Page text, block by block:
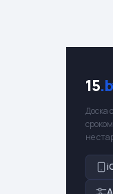
15
Доска
не